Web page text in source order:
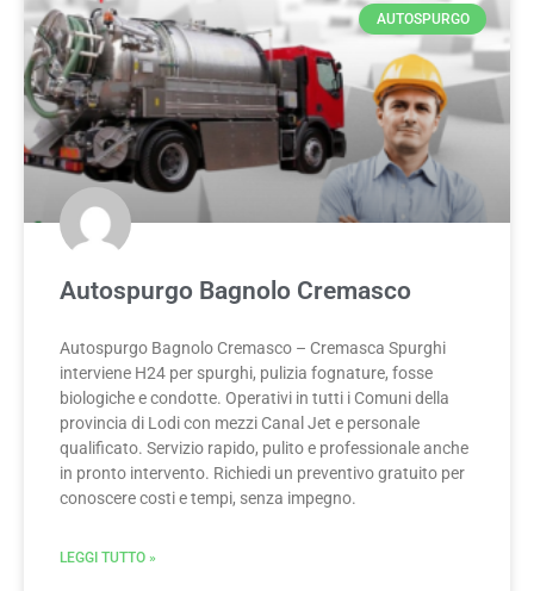
AUTOSPURGO
Autospurgo Bagnolo Cremasco
Autospurgo Bagnolo Cremasco – Cremasca Spurghi
interviene H24 per spurghi, pulizia fognature, fosse
biologiche e condotte. Operativi in tutti i Comuni della
provincia di Lodi con mezzi Canal Jet e personale
qualificato. Servizio rapido, pulito e professionale anche
in pronto intervento. Richiedi un preventivo gratuito per
conoscere costi e tempi, senza impegno.
LEGGI TUTTO »